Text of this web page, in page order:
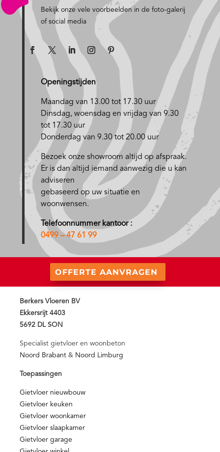
Bekijk onze vele voorbeelden in de foto-galerij
of social media
Openingstijden
Maandag van 13.00 tot 17.30 uur
Dinsdag, woensdag en vrijdag van 9.30
tot 17.30 uur
Donderdag van 9.30 tot 20.00 uur
Bezoek onze showroom altijd op afspraak.
Er is dan altijd iemand aanwezig die u kan
adviseren
gebaseerd op uw situatie en
woonwensen.
Telefoonnummer kantoor :
0499 – 47 61 99
OFFERTE AANVRAGEN
Berkers Vloeren BV
Ekkersrijt 4403
5692 DL SON
Specialist gietvloer en woonbeton
Noord Brabant & Noord Limburg
Toepassingen
Gietvloer nieuwbouw
Gietvloer keuken
Gietvloer woonkamer
Gietvloer slaapkamer
Gietvloer garage